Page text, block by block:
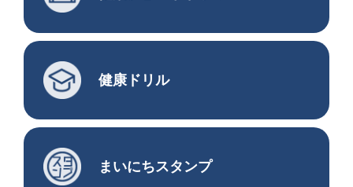
健康ドリル
まいにちスタンプ